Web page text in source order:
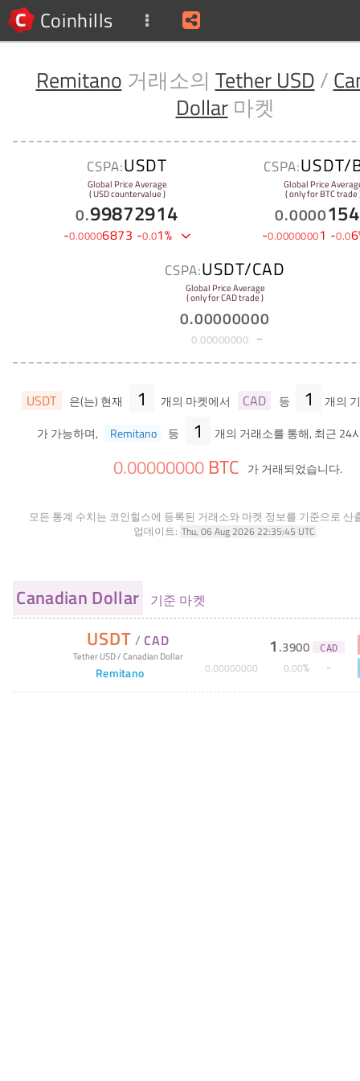
Coinhills
Remitano 거래소의 Tether USD /
Dollar마켓
CSPA:USDT
Global Price Average
( USD countervalue )
0.99872914
-0.00006873 -0.01%
CSPA:USDT/
Global Price
( only for BTC trade
0.0000
-0.00000001 -0.06
CSPA:USDT/CAD
Global Price Average
( only for CAD trade )
0.00000000
0.00000000
USDT 은(는) 현재 1 개의 마켓에서 CAD 등 1
개의
가 가능하며,
Remitano 등 1 개의 거래소를 통해, 최근 24
0.00000000 BTC 가 거래되었습니다.
모든 통계 수치는 코인힐스에 등록된 거래소와 마켓 정보를 기준으로 산
업데이트: Thu, 06 Aug 2026 22:35:45 UTC
Canadian Dollar 기준 마켓
USDT /CAD
Tether USD/Canadian Dollar
Remitano
1 .3900 CAD
0.00000000 0.00%